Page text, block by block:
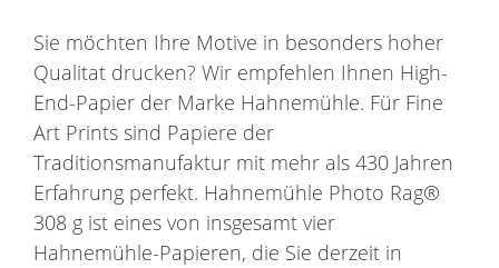
Sie möchten Ihre Motive in besonders hoher
Qualitat drucken? Wir empfehlen Ihnen High-
End-Papier der Marke Hahnemühle. Für Fine
Art Prints sind Papiere der
Traditionsmanufaktur mit mehr als 430 Jahren
Erfahrung perfekt. Hahnemühle Photo Rag®
308 g ist eines von insgesamt vier
Hahnemühle-Papieren, die Sie derzeit in